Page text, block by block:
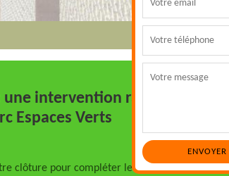
intervention rapide et
Espaces Verts
clôture pour compléter le tout à l’extérieur